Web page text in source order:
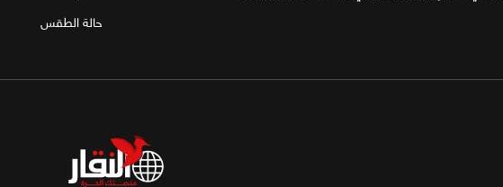
حالة الطقس